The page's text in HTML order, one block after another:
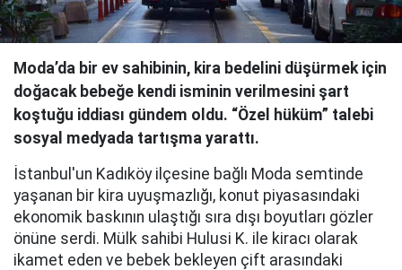
Moda’da bir ev sahibinin, kira bedelini düşürmek için
doğacak bebeğe kendi isminin verilmesini şart
koştuğu iddiası gündem oldu. “Özel hüküm” talebi
sosyal medyada tartışma yarattı.
İstanbul'un Kadıköy ilçesine bağlı Moda semtinde
yaşanan bir kira uyuşmazlığı, konut piyasasındaki
ekonomik baskının ulaştığı sıra dışı boyutları gözler
önüne serdi. Mülk sahibi Hulusi K. ile kiracı olarak
ikamet eden ve bebek bekleyen çift arasındaki